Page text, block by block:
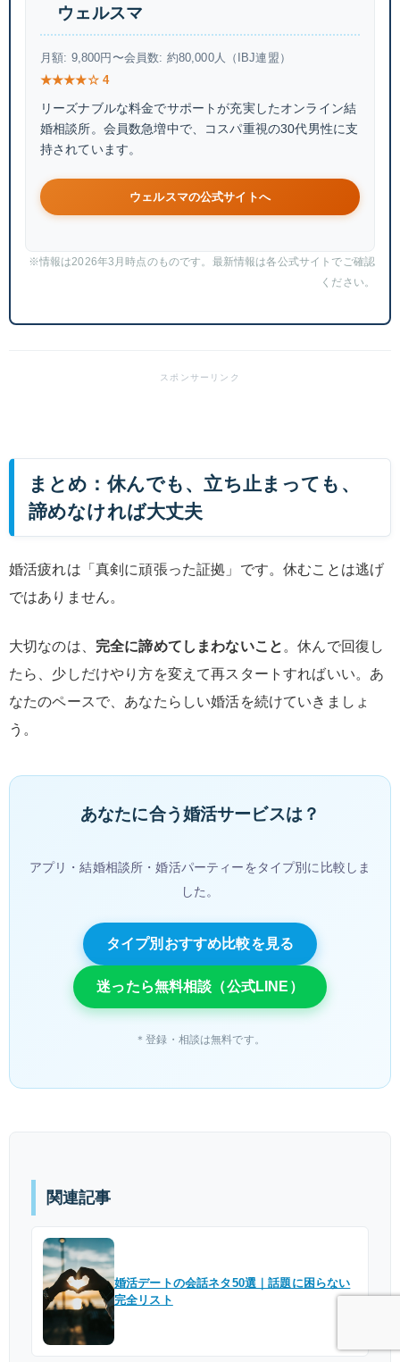
ウェルスマ
月額: 9,800円〜会員数: 約80,000人（IBJ連盟）
★★★★☆ 4
リーズナブルな料金でサポートが充実したオンライン結
婚相談所。会員数急増中で、コスパ重視の30代男性に支
持されています。
ウェルスマの公式サイトへ
※情報は2026年3月時点のものです。最新情報は各公式サイトでご確認
ください。
まとめ：休んでも、立ち止まっても、
諦めなければ大丈夫
婚活疲れは「真剣に頑張った証拠」です。休むことは逃げ
ではありません。
大切なのは、 完全に諦めてしまわないこと 。休んで回復し
たら、少しだけやり方を変えて再スタートすればいい。あ
なたのペースで、あなたらしい婚活を続けていきましょ
う。
あなたに合う婚活サービスは？
アプリ・結婚相談所・婚活パーティーをタイプ別に比較しま
した。
タイプ別おすすめ比較を見る
迷ったら無料相談（公式LINE）
＊登録・相談は無料です。
関連記事
婚活デートの会話ネタ50選｜話題に困らない
完全リスト